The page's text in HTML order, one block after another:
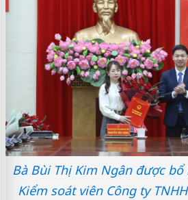
Bà Bùi Thị Kim Ngân được
Kiểm soát viên Công ty